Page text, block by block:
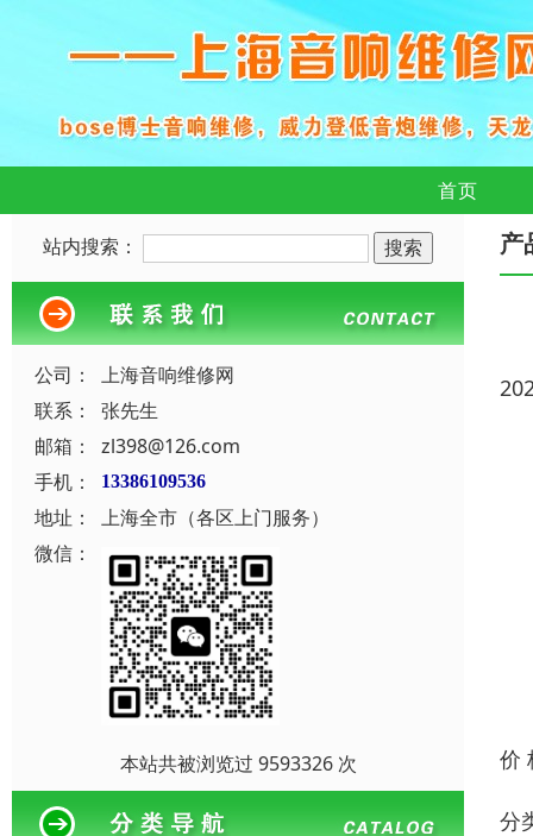
首页
站内搜索：
公司：
上海音响维修网
联系：
张先生
邮箱：
zl398@126.com
手机：
13386109536
地址：
上海全市（各区上门服务）
微信：
本站共被浏览过 9593326 次
产
价
分